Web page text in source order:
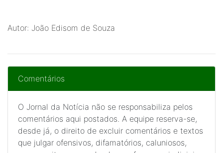
Autor: João Edisom de Souza
Comentários
O Jornal da Notícia não se responsabiliza pelos
comentários aqui postados. A equipe reserva-se,
desde já, o direito de excluir comentários e textos
que julgar ofensivos, difamatórios, caluniosos,